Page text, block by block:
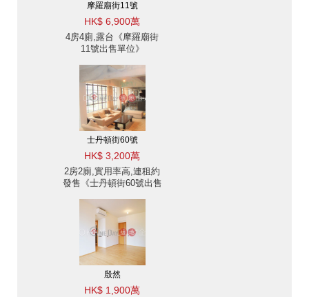
摩羅廟街11號
HK$ 6,900萬
4房4廁,露台《摩羅廟街
11號出售單位》
士丹頓街60號
HK$ 3,200萬
2房2廁,實用率高,連租約
發售《士丹頓街60號出售
殷然
HK$ 1,900萬